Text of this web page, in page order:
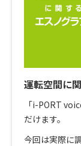
運転空間に
「i-PORT
だけます。
今回は実際に